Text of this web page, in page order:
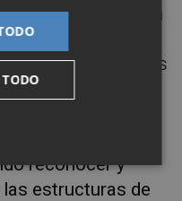
en un incendio a
forjados de
asociados
Grau, en mitad
reconocer y
estructuras de